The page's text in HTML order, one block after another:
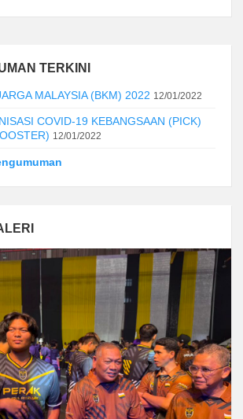
TERKINI
MALAYSIA (BKM) 2022 12/01/2022
COVID-19 KEBANGSAAN (PICK)
12/01/2022